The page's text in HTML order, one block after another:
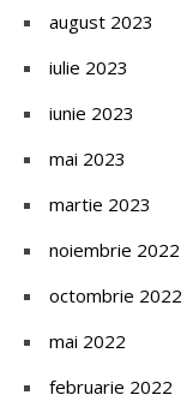
august 2023
iulie 2023
iunie 2023
mai 2023
martie 2023
noiembrie 2022
octombrie 2022
mai 2022
februarie 2022